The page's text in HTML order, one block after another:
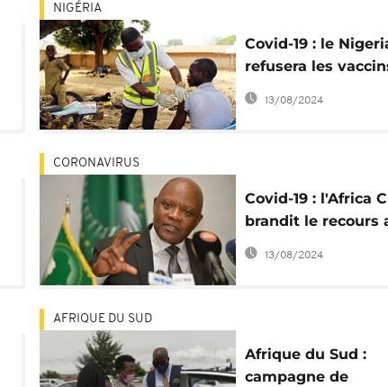
NIGÉRIA
Covid-19 : le
refusera les
dates courtes
13/08/2024
CORONAVIRUS
Covid-19 : l'Africa
brandit le recours
mandats de
13/08/2024
AFRIQUE DU SUD
Afrique du Sud :
campagne de